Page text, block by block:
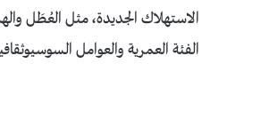
الاستهلاك الجديدة، مثل العُطَل
الفئة العمرية والعوامل